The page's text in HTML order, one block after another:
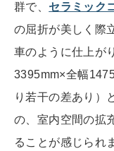
群で、 セラミック
の屈折が美しく際
車のように仕上が
3395mm×全幅
り若干の差あり）
の、室内空間の拡
ることが感じられ